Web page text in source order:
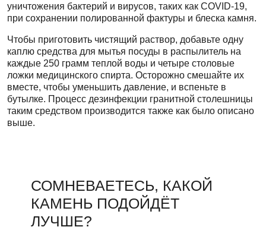
уничтожения бактерий и вирусов, таких как COVID-19,
при сохранении полированной фактуры и блеска камня.
Чтобы приготовить чистящий раствор, добавьте одну
каплю средства для мытья посуды в распылитель на
каждые 250 грамм теплой воды и четыре столовые
ложки медицинского спирта. Осторожно смешайте их
вместе, чтобы уменьшить давление, и вспеньте в
бутылке. Процесс дезинфекции гранитной столешницы
таким средством производится также как было описано
выше.
СОМНЕВАЕТЕСЬ, КАКОЙ
КАМЕНЬ ПОДОЙДЁТ
ЛУЧШЕ?